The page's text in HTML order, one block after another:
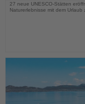
27 neue UNESCO-Stätten
Naturerlebnisse mit dem Urlaub